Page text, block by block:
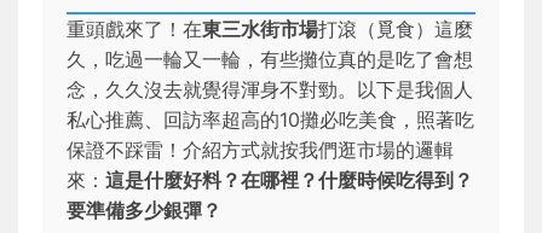
重頭戲來了！在東三水街市場打滾（覓食）這麼
久，吃過一輪又一輪，有些攤位真的是吃了會想
念，久久沒去就覺得渾身不對勁。以下是我個人
私心推薦、回訪率超高的10攤必吃美食，照著吃
保證不踩雷！介紹方式就按我們逛市場的邏輯
來： 這是什麼好料？在哪裡？什麼時候吃得到？
要準備多少銀彈？